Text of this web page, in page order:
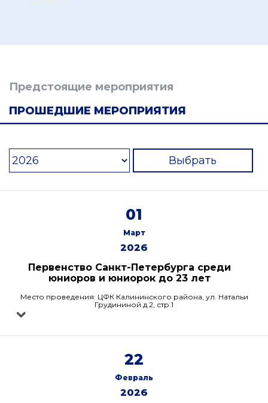
Предстоящие мероприятия
ПРОШЕДШИЕ МЕРОПРИЯТИЯ
Выбрать
01
Март
2026
Первенство Санкт-Петербурга среди
юниоров и юниорок до 23 лет
Место проведения: ЦФК Калининского района, ул. Натальи
Грудининой д.2, стр.1
22
Февраль
2026